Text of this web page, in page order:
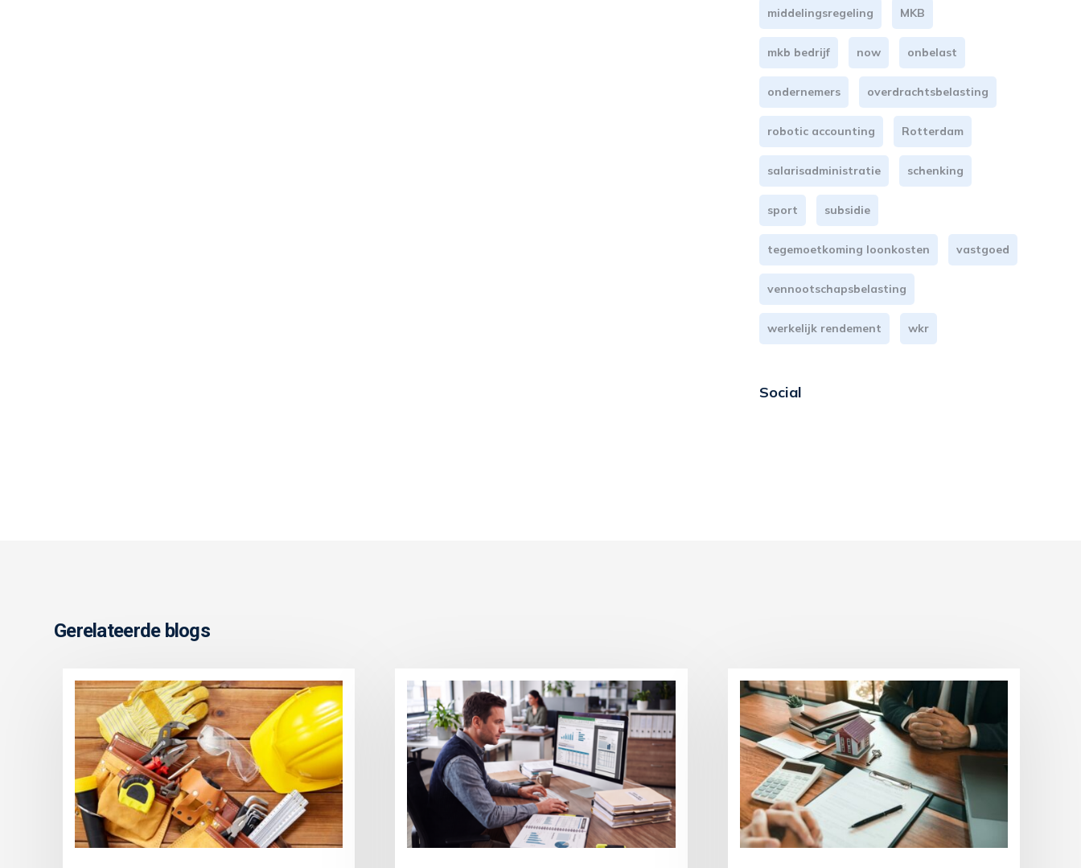
middelingsregeling MKB
mkb bedrijf now onbelast
ondernemers overdrachtsbelasting
robotic accounting Rotterdam
salarisadministratie schenking
sport subsidie
tegemoetkoming loonkosten vastgoed
vennootschapsbelasting
werkelijk rendement wkr
Social
Gerelateerde blogs